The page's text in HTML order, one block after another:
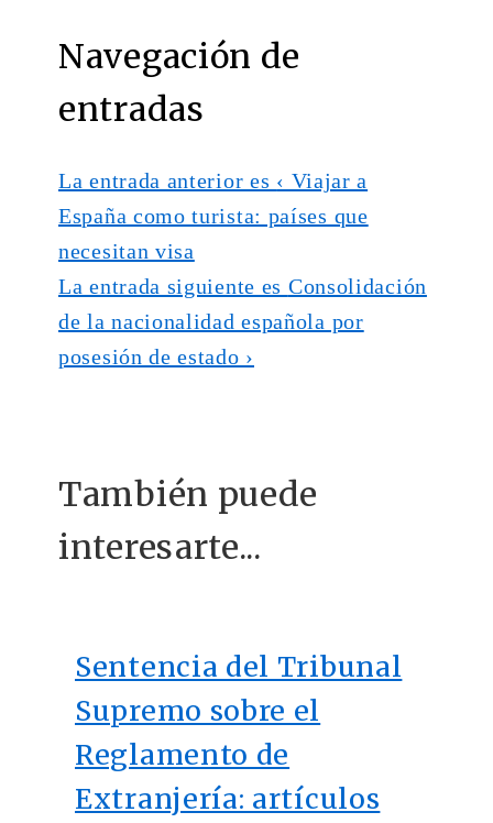
Navegación de
entradas
La entrada anterior es ‹ Viajar a
España como turista: países que
necesitan visa
La entrada siguiente es Consolidación
de la nacionalidad española por
posesión de estado ›
También puede
interesarte...
Sentencia del Tribunal
Supremo sobre el
Reglamento de
Extranjería: artículos